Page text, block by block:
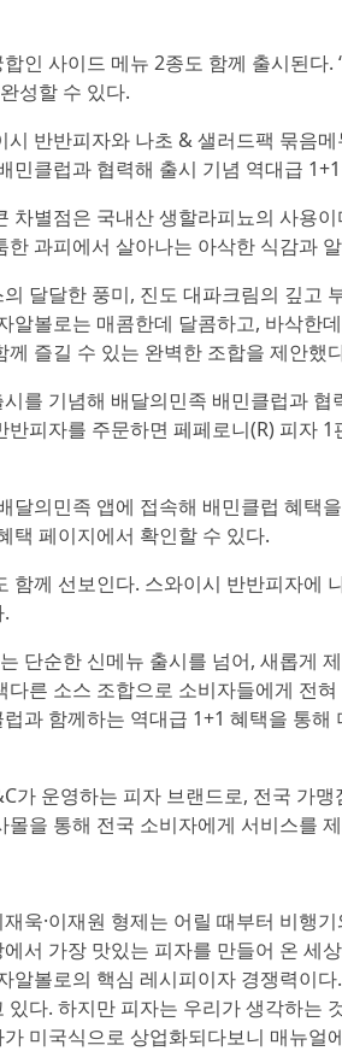
인 사이드 메뉴 2종도 함께 출시된다.
성할 수 있다.
시 반반피자와 나초 & 샐러드팩 묶음
민클럽과 협력해 출시 기념 역대급
차별점은 국내산 생할라피뇨의 사용
한 과피에서 살아나는 아삭한 식감과
달달한 풍미, 진도 대파크림의 깊고
알볼로는 매콤한데 달콤하고, 바삭한
께 즐길 수 있는 완벽한 조합을 제안했
를 기념해 배달의민족 배민클럽과
반피자를 주문하면 페페로니(R) 피자
달의민족 앱에 접속해 배민클럽 혜택
택 페이지에서 확인할 수 있다.
함께 선보인다. 스와이시 반반피자에
단순한 신메뉴 출시를 넘어, 새롭게
다른 소스 조합으로 소비자들에게 전
과 함께하는 역대급 1+1 혜택을 통
가 운영하는 피자 브랜드로, 전국 가
몰을 통해 전국 소비자에게 서비스를
욱·이재원 형제는 어릴 때부터 비행
서 가장 맛있는 피자를 만들어 온 세
알볼로의 핵심 레시피이자 경쟁력이
있다. 하지만 피자는 우리가 생각하는
미국식으로 상업화되다보니 매뉴